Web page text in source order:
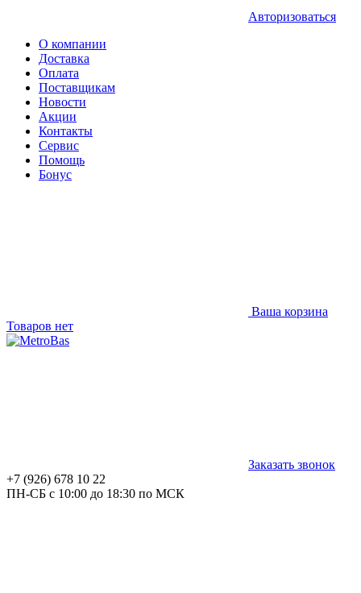
Авторизоваться
О компании
Доставка
Оплата
Поставщикам
Новости
Акции
Контакты
Сервис
Помощь
Бонус
Ваша корзина
Товаров нет
Заказать звонок
+7 (926) 678 10 22
ПН-СБ с 10:00 до 18:30 по МСК